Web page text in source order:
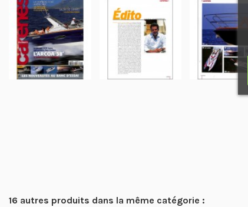
16 autres produits dans la même catégorie :